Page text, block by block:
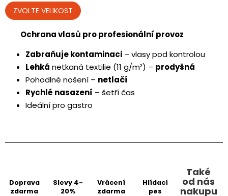
Ochrana vlasů pro profesionální provoz
Zabraňuje kontaminaci – vlasy pod kontrolou
Lehká netkaná textilie (11 g/m²) – prodyšná
Pohodlné nošení – netlačí
Rychlé nasazení – šetří čas
Ideální pro gastro
Doprava
zdarma
Slevy 4-
20%
Vrácení
zdarma
Hlídací
pes
Také
od nás
nakupu